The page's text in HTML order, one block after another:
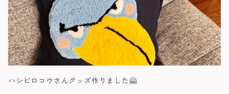
ハシビロコウさんグッズ作りました🤗